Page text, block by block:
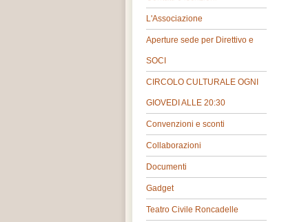
L'Associazione
Aperture sede per Direttivo e
SOCI
CIRCOLO CULTURALE OGNI
GIOVEDI ALLE 20:30
Convenzioni e sconti
Collaborazioni
Documenti
Gadget
Teatro Civile Roncadelle